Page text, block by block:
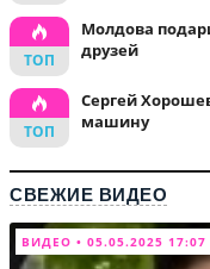
Молдова
друзей
Сергей
машину
СВЕЖИЕ ВИДЕО
ВИДЕО • 05.05.2025 17:07